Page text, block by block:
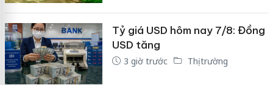
Tỷ giá USD hôm nay 7/8: Đồng
USD tăng
3 giờ trước Thị trường